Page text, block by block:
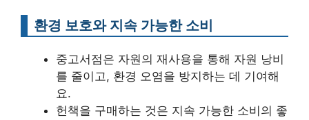
환경 보호와 지속 가능한 소비
중고서점은 자원의 재사용을 통해 자원 낭비
를 줄이고, 환경 오염을 방지하는 데 기여해
요.
헌책을 구매하는 것은 지속 가능한 소비의 좋